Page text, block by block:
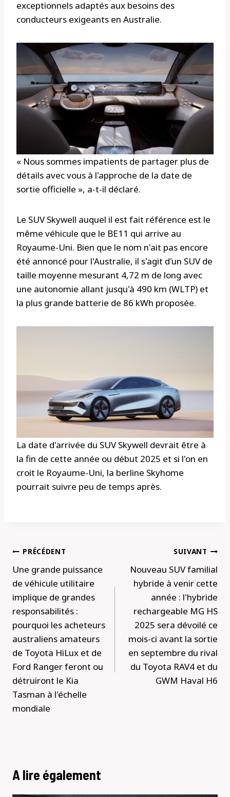
exceptionnels adaptés aux besoins des
conducteurs exigeants en Australie.
« Nous sommes impatients de partager plus de
détails avec vous à l'approche de la date de
sortie officielle », a-t-il déclaré.
Le SUV Skywell auquel il est fait référence est le
même véhicule que le BE11 qui arrive au
Royaume-Uni. Bien que le nom n'ait pas encore
été annoncé pour l'Australie, il s'agit d'un SUV de
taille moyenne mesurant 4,72 m de long avec
une autonomie allant jusqu'à 490 km (WLTP) et
la plus grande batterie de 86 kWh proposée.
La date d'arrivée du SUV Skywell devrait être à
la fin de cette année ou début 2025 et si l'on en
croit le Royaume-Uni, la berline Skyhome
pourrait suivre peu de temps après.
Navigation
de
l’article
PRÉCÉDENT
Une grande puissance
de véhicule utilitaire
implique de grandes
responsabilités :
pourquoi les acheteurs
australiens amateurs
de Toyota HiLux et de
Ford Ranger feront ou
détruiront le Kia
Tasman à l'échelle
mondiale
SUIVANT
Nouveau SUV familial
hybride à venir cette
année : l'hybride
rechargeable MG HS
2025 sera dévoilé ce
mois-ci avant la sortie
en septembre du rival
du Toyota RAV4 et du
GWM Haval H6
A lire également